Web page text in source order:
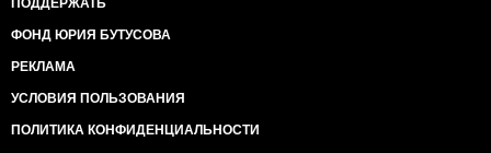
ПОДДЕРЖАТЬ
ФОНД ЮРИЯ БУТУСОВА
РЕКЛАМА
УСЛОВИЯ ПОЛЬЗОВАНИЯ
ПОЛИТИКА КОНФИДЕНЦИАЛЬНОСТИ